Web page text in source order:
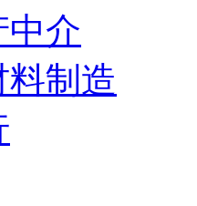
中介
制造